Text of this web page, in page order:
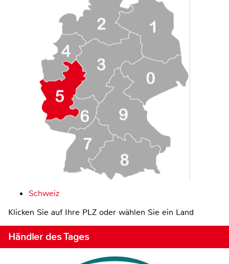
Schweiz
Klicken Sie auf Ihre PLZ oder wählen Sie ein Land
Händler des Tages